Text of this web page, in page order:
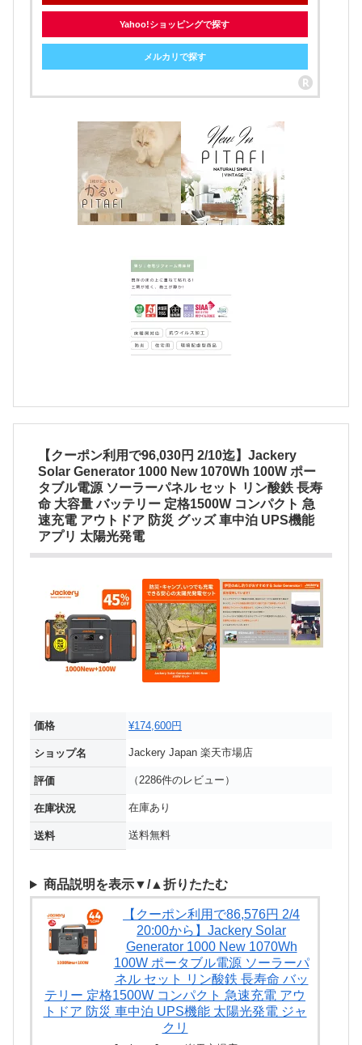
Yahoo!ショッピングで探す
メルカリで探す
【クーポン利用で96,030円 2/10迄】Jackery
Solar Generator 1000 New 1070Wh 100W ポー
タブル電源 ソーラーパネル セット リン酸鉄 長寿
命 大容量 バッテリー 定格1500W コンパクト 急
速充電 アウトドア 防災 グッズ 車中泊 UPS機能
アプリ 太陽光発電
価格 ¥174,600円
ショップ名 Jackery Japan 楽天市場店
評価 （2286件のレビュー）
在庫状況 在庫あり
送料 送料無料
商品説明を表示▼/▲折りたたむ
【クーポン利用で86,576円 2/4
20:00から】Jackery Solar
Generator 1000 New 1070Wh
100W ポータブル電源 ソーラーパ
ネル セット リン酸鉄 長寿命 バッ
テリー 定格1500W コンパクト 急速充電 アウ
トドア 防災 車中泊 UPS機能 太陽光発電 ジャ
クリ